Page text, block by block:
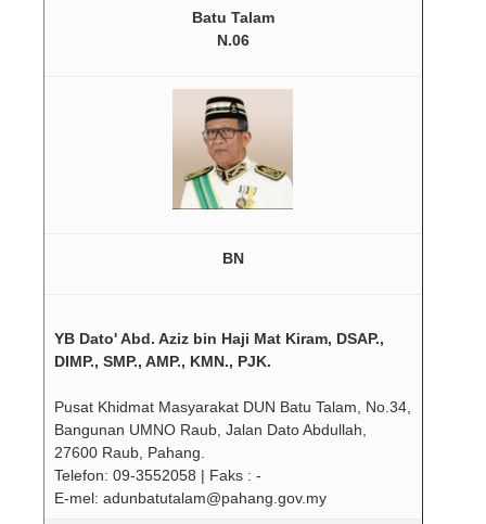
Batu Talam
N.06
BN
YB Dato' Abd. Aziz bin Haji Mat Kiram, DSAP.,
DIMP., SMP., AMP., KMN., PJK.
Pusat Khidmat Masyarakat DUN Batu Talam, No.34,
Bangunan UMNO Raub, Jalan Dato Abdullah,
27600 Raub, Pahang.
Telefon: 09-3552058 | Faks : -
E-mel: adunbatutalam@pahang.gov.my